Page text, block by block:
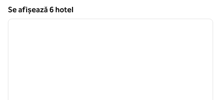
Se afișează 6 hotel
Se afișează 6 hotel
1 din 12